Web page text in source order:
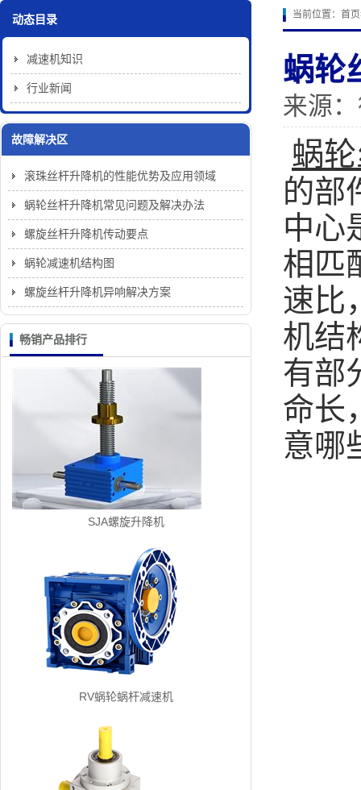
当前位置： 首页
蜗轮
来源：
蜗
的部
中心
相匹
速比
机结
有部
命长
意哪
动态目录
减速机知识
行业新闻
故障解决区
滚珠丝杆升降机的性能优势及应用领域
蜗轮丝杆升降机常见问题及解决办法
螺旋丝杆升降机传动要点
蜗轮减速机结构图
螺旋丝杆升降机异响解决方案
畅销产品排行
SJA螺旋升降机
RV蜗轮蜗杆减速机